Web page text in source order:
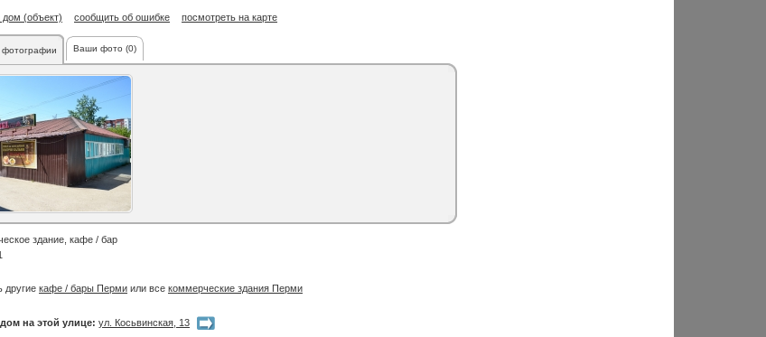
(объект) сообщить об ошибке посмотреть на карте
фотографии Ваши фото (0)
здание, кафе / бар
другие кафе / бары Перми или все коммерческие здания Перми
на этой улице: ул. Косьвинская, 13